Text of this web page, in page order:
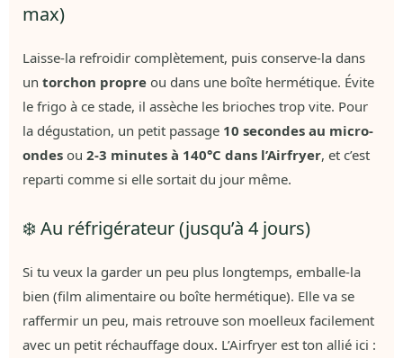
max)
Laisse-la refroidir complètement, puis conserve-la dans
un torchon propre ou dans une boîte hermétique. Évite
le frigo à ce stade, il assèche les brioches trop vite. Pour
la dégustation, un petit passage 10 secondes au micro-
ondes ou 2-3 minutes à 140°C dans l’Airfryer, et c’est
reparti comme si elle sortait du jour même.
❄️ Au réfrigérateur (jusqu’à 4 jours)
Si tu veux la garder un peu plus longtemps, emballe-la
bien (film alimentaire ou boîte hermétique). Elle va se
raffermir un peu, mais retrouve son moelleux facilement
avec un petit réchauffage doux. L’Airfryer est ton allié ici :